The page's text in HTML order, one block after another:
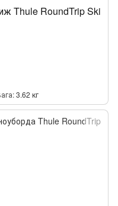
Thule RoundTrip Ski
3.62 кг